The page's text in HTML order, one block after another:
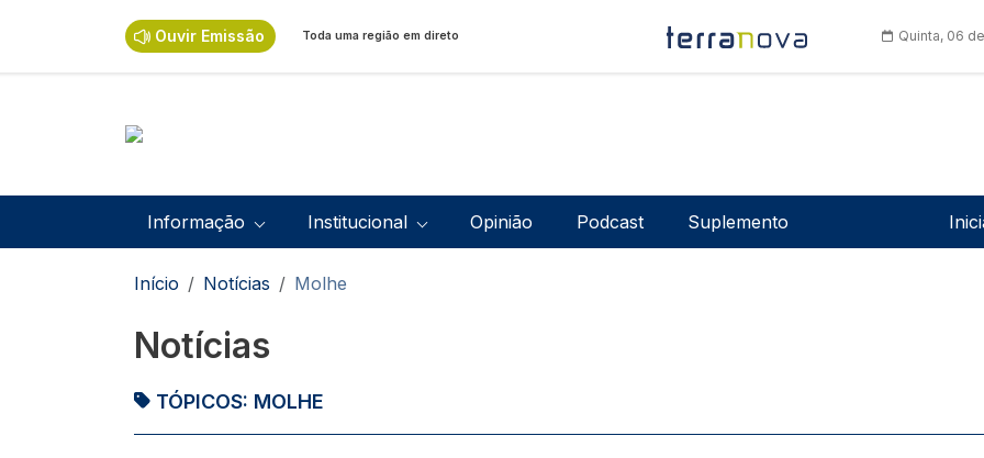
Ouvir Emissão Toda uma região em direto Quinta, 06
Navegação principal
Informação Institucional Opinião Podcast Suplemento
Navegação estrutural
Início Notícias Molhe
Notícias
TÓPICOS: MOLHE